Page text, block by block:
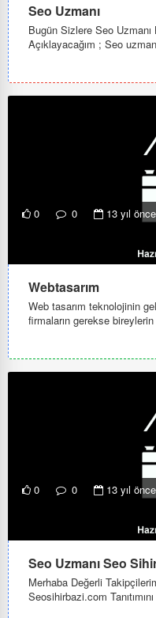
Seo Uzmanı
Bugün Sizlere Seo Uzmanı
Açıklayacağım ; Seo
0 0 13 yıl önce
Webtasarım
Web tasarım teknolojinin
firmaların gerekse
0 0 13 yıl önce
Seo Uzmanı Seo
Merhaba Değerli
Seosihirbazi.com